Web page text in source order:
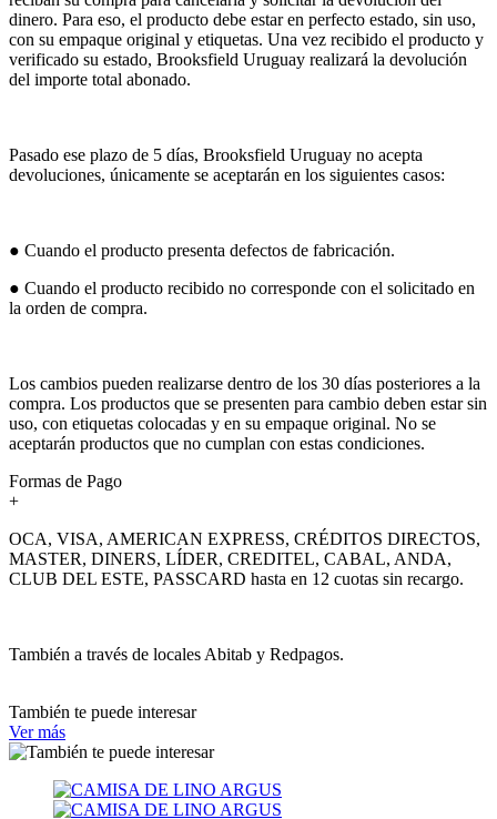
dinero. Para eso, el producto debe estar en perfecto estado, sin uso,
con su empaque original y etiquetas. Una vez recibido el producto y
verificado su estado, Brooksfield Uruguay realizará la devolución
del importe total abonado.
Pasado ese plazo de 5 días, Brooksfield Uruguay no acepta
devoluciones, únicamente se aceptarán en los siguientes casos:
● Cuando el producto presenta defectos de fabricación.
● Cuando el producto recibido no corresponde con el solicitado en
la orden de compra.
Los cambios pueden realizarse dentro de los 30 días posteriores a la
compra. Los productos que se presenten para cambio deben estar sin
uso, con etiquetas colocadas y en su empaque original. No se
aceptarán productos que no cumplan con estas condiciones.
Formas de Pago
+
OCA, VISA, AMERICAN EXPRESS, CRÉDITOS DIRECTOS,
MASTER, DINERS, LÍDER, CREDITEL, CABAL, ANDA,
CLUB DEL ESTE, PASSCARD hasta en 12 cuotas sin recargo.
También a través de locales Abitab y Redpagos.
También te puede interesar
Ver más